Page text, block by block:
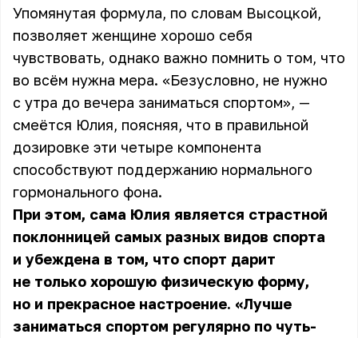
Упомянутая формула, по словам Высоцкой,
позволяет женщине хорошо себя
чувствовать, однако важно помнить о том, что
во всём нужна мера. «Безусловно, не нужно
с утра до вечера заниматься спортом», —
смеётся Юлия, поясняя, что в правильной
дозировке эти четыре компонента
способствуют поддержанию нормального
гормонального фона.
При этом, сама Юлия является страстной
поклонницей самых разных видов спорта
и убеждена в том, что спорт дарит
не только хорошую физическую форму,
но и прекрасное настроение. «Лучше
заниматься спортом регулярно по чуть-